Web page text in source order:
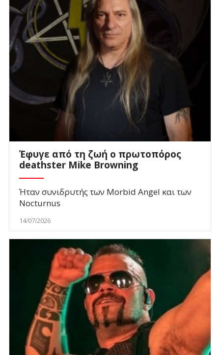
Έφυγε από τη ζωή ο πρωτοπόρος
deathster Mike Browning
Ήταν συνιδρυτής των Morbid Angel και των
Nocturnus
14/07/2026